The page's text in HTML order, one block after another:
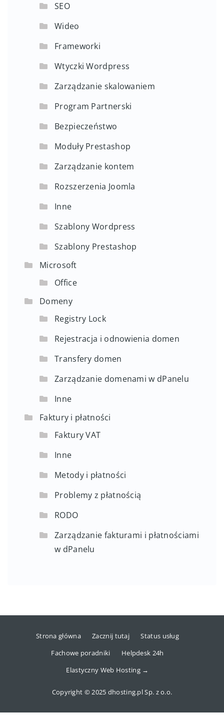
SEO
Wideo
Frameworki
Wtyczki Wordpress
Zarządzanie skalowaniem
Program Partnerski
Bezpieczeństwo
Moduły Prestashop
Zarządzanie kontem
Rozszerzenia Joomla
Inne
Szablony Wordpress
Szablony Prestashop
Microsoft
Office
Domeny
Registry Lock
Rejestracja i odnowienia domen
Transfery domen
Zarządzanie domenami w dPanelu
Inne
Faktury i płatności
Faktury VAT
Inne
Metody i płatności
Problemy z płatnością
RODO
Zarządzanie fakturami i płatnościami
w dPanelu
Strona główna Zacznij tutaj
Status usług
Fachowe poradniki
Helpdesk 24h
Elastyczny Web Hosting →
Copyright © 2025 dhosting.pl Sp. z o.o.